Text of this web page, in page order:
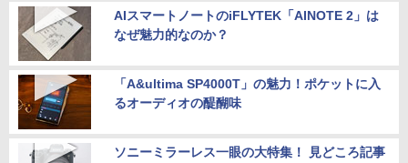
AIスマートノートのiFLYTEK「AINOTE 2」は
なぜ魅力的なのか？
「A&ultima SP4000T」の魅力！ポケットに入
るオーディオの醍醐味
ソニーミラーレス一眼の大特集！ 見どころ記事